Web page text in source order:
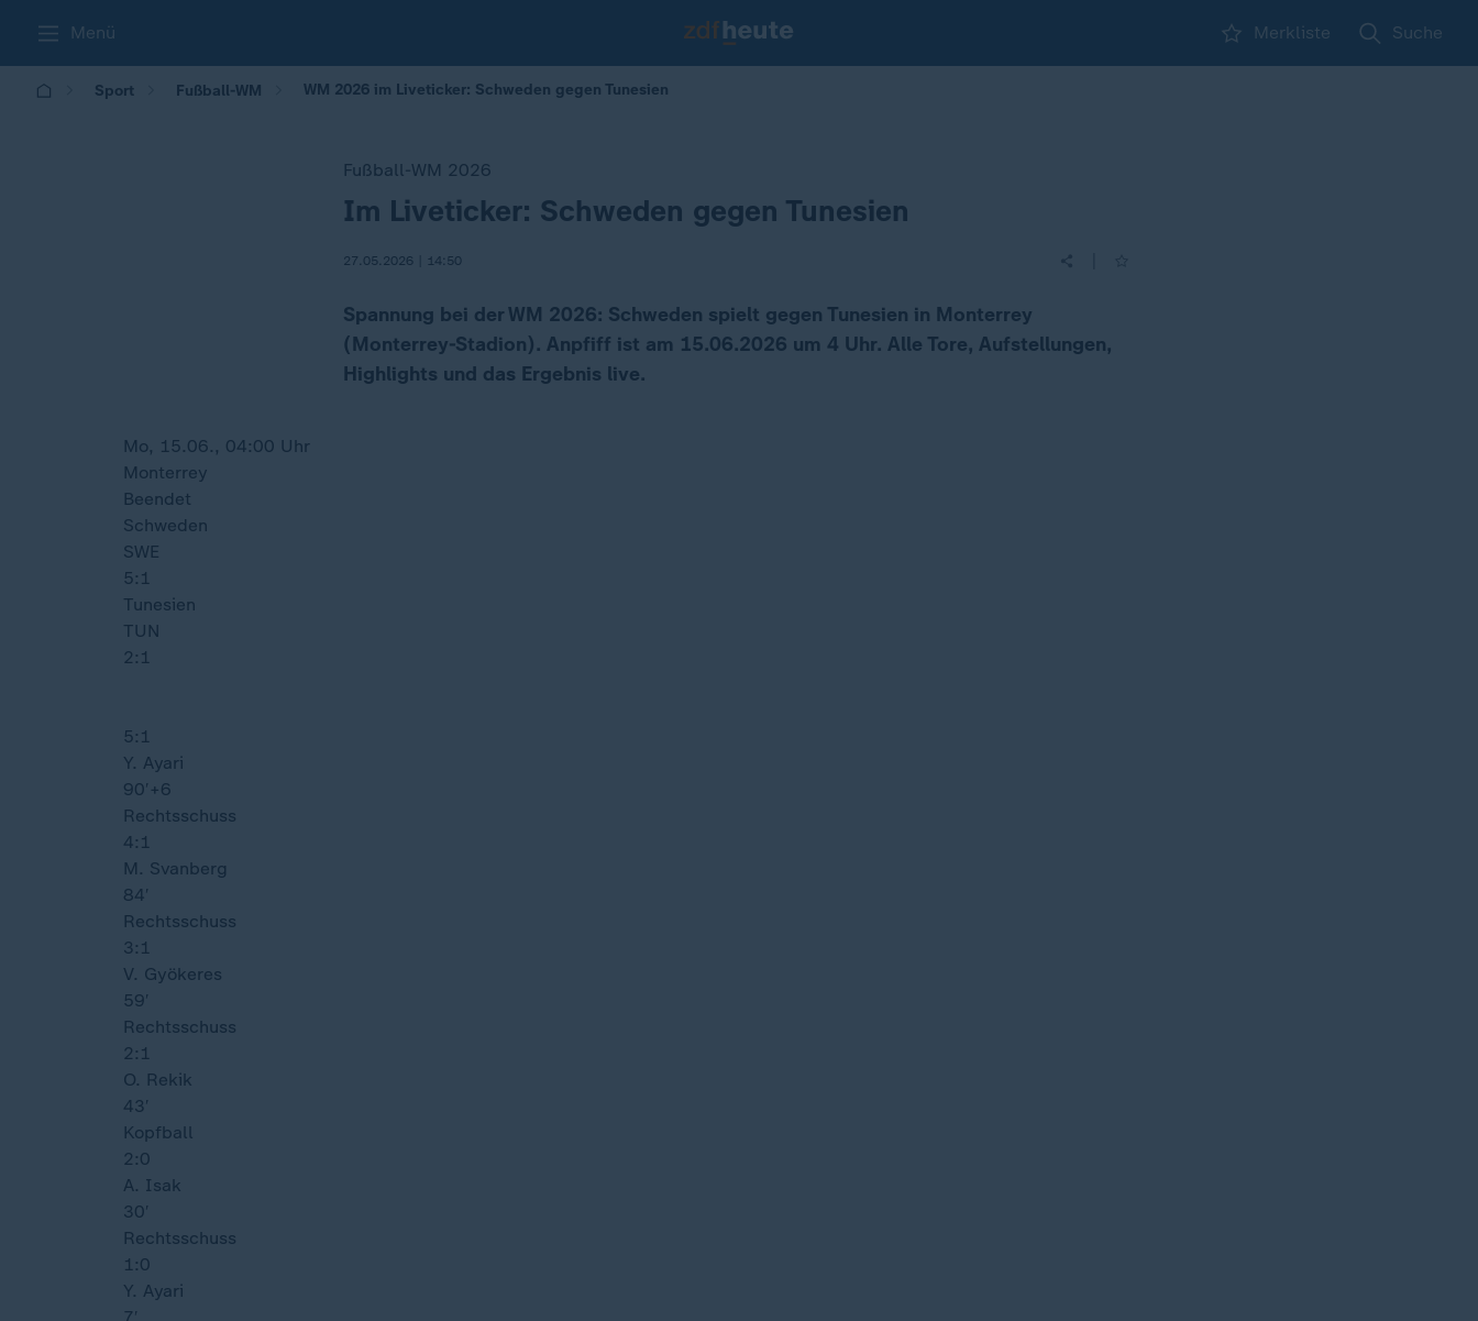
Menü Merkliste Suche
Sport Fußball-WM WM 2026 im Liveticker: Schweden gegen Tunesien
Fußball-WM 2026
:Im Liveticker: Schweden gegen Tunesien
27.05.2026 | 14:50
Spannung bei der WM 2026: Schweden spielt gegen Tunesien in Monterrey
(Monterrey-Stadion). Anpfiff ist am 15.06.2026 um 4 Uhr. Alle Tore, Aufstellungen,
Highlights und das Ergebnis live.
Mo, 15.06., 04:00 Uhr
Monterrey
Beendet
Schweden
SWE
5:1
Tunesien
TUN
2:1
5:1
Y. Ayari
90′ +6
Rechtsschuss
4:1
M. Svanberg
84′
Rechtsschuss
3:1
V. Gyökeres
59′
Rechtsschuss
2:1
O. Rekik
43′
Kopfball
2:0
A. Isak
30′
Rechtsschuss
1:0
Y. Ayari